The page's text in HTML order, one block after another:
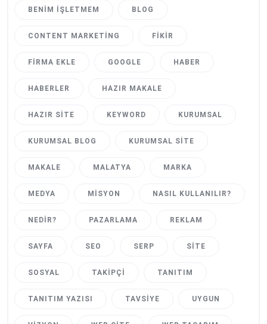
BENIM İŞLETMEM BLOG
CONTENT MARKETING FIKIR
FIRMA EKLE GOOGLE HABER
HABERLER HAZIR MAKALE
HAZIR SITE KEYWORD KURUMSAL
KURUMSAL BLOG KURUMSAL SITE
MAKALE MALATYA MARKA
MEDYA MISYON NASIL KULLANILIR?
NEDIR? PAZARLAMA REKLAM
SAYFA SEO SERP SITE
SOSYAL TAKIPÇI TANITIM
TANITIM YAZISI TAVSIYE UYGUN